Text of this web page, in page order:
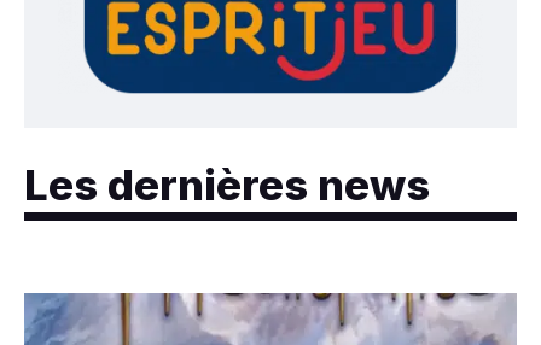
Les dernières news